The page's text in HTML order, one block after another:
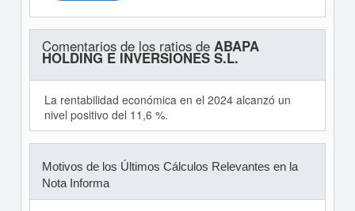
Comentarios de los ratios de ABAPA
HOLDING E INVERSIONES S.L.
La rentabilidad económica en el 2024 alcanzó un
nivel positivo del 11,6 %.
Motivos de los Últimos Cálculos Relevantes en la
Nota Informa